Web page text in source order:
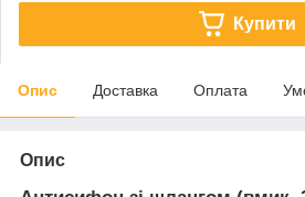
Купити
Опис Доставка Оплата
Опис